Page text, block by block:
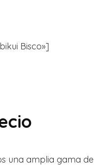
Bisco»]
una amplia gama de